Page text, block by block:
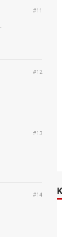
#11
#12
#13
#14